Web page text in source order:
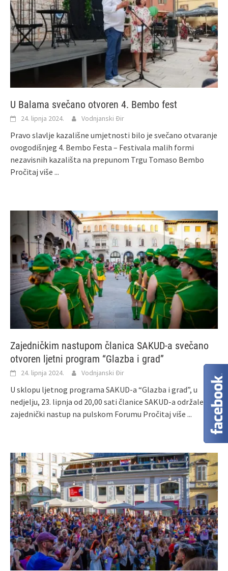
U Balama svečano otvoren 4. Bembo fest
24. lipnja 2024. Vodnjanski Đir
Pravo slavlje kazališne umjetnosti bilo je svečano otvaranje
ovogodišnjeg 4. Bembo Festa – Festivala malih formi
nezavisnih kazališta na prepunom Trgu Tomaso Bembo
Pročitaj više ...
Zajedničkim nastupom članica SAKUD-a svečano
otvoren ljetni program “Glazba i grad”
24. lipnja 2024. Vodnjanski Đir
U sklopu ljetnog programa SAKUD-a “Glazba i grad”, u
nedjelju, 23. lipnja od 20,00 sati članice SAKUD-a održale su
zajednički nastup na pulskom Forumu Pročitaj više ...